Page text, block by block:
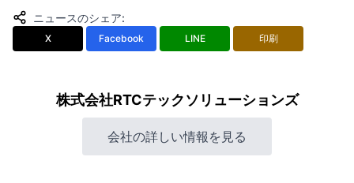
ニュースのシェア:
X Facebook LINE 印刷
株式会社RTCテックソリューションズ
会社の詳しい情報を見る